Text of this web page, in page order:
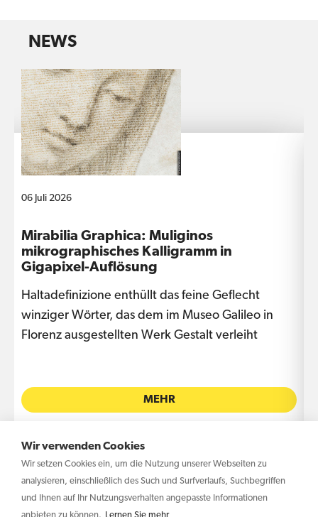
Wir verwenden Cookies
Wir setzen Cookies ein, um die Nutzung unserer Webseiten zu
analysieren, einschließlich des Such und Surfverlaufs, Suchbegriffen
und Ihnen auf Ihr Nutzungsverhalten angepasste Informationen
NEWS
06 Juli 2026
Mirabilia Graphica: Muliginos
mikrographisches Kalligramm in
Gigapixel-Auflösung
Haltadefinizione enthüllt das feine Geflecht
winziger Wörter, das dem im Museo Galileo in
Florenz ausgestellten Werk Gestalt verleiht
MEHR